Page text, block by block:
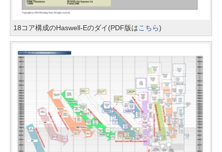
18コア構成のHaswell-Eのダイ(PDF版はこちら)